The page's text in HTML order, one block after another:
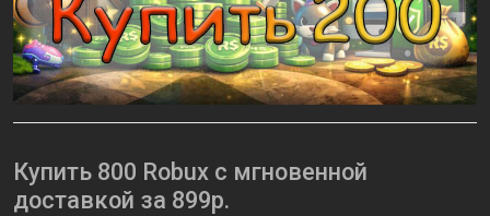
Купить 800 Robux с мгновенной
доставкой за 899р.